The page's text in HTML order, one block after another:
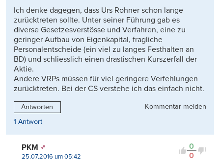
Ich denke dagegen, dass Urs Rohner schon lange
zurücktreten sollte. Unter seiner Führung gab es
diverse Gesetzesverstösse und Verfahren, eine zu
geringer Aufbau von Eigenkapital, fragliche
Personalentscheide (ein viel zu langes Festhalten an
BD) und schliesslich einen drastischen Kurszerfall der
Aktie.
Andere VRPs müssen für viel geringere Verfehlungen
zurücktreten. Bei der CS verstehe ich das einfach nicht.
Antworten
Kommentar melden
1 Antwort
0
0
PKM
25.07.2016 um 05:42